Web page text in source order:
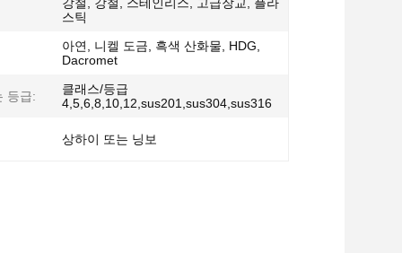
스틱
아연, 니켈 도금, 흑색 산화물, HDG,
Dacromet
등급:
클래스/등급
4,5,6,8,10,12,sus201,sus304,sus316
상하이 또는 닝보